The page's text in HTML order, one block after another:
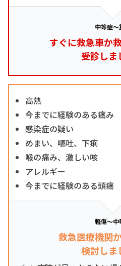
中等症～
すぐに救急車か
受診しま
高熱
今までに経験のある痛み
感染症の疑い
めまい、嘔吐、下痢
喉の痛み、激しい咳
アレルギー
今までに経験のある頭痛
軽傷～中
救急医療機関
検討しま